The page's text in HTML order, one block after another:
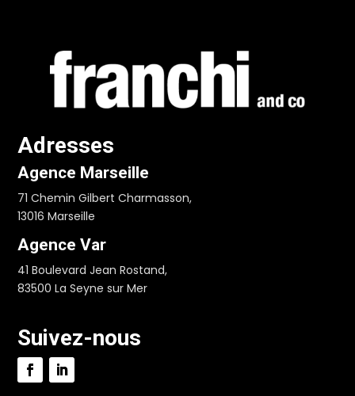
Adresses
Agence Marseille
71 Chemin Gilbert Charmasson,
13016 Marseille
Agence Var
41 Boulevard Jean Rostand,
83500 La Seyne sur Mer
Suivez-nous